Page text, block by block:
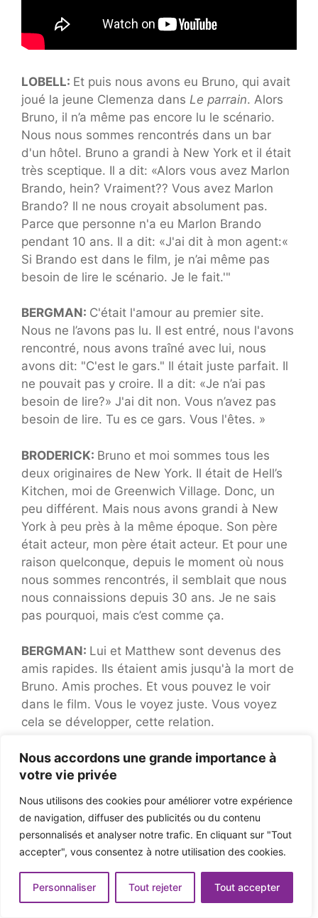
Nous accordons une grande importance à
votre vie privée
Nous utilisons des cookies pour améliorer votre expérience
de navigation, diffuser des publicités ou du contenu
personnalisés et analyser notre trafic. En cliquant sur "Tout
accepter", vous consentez à notre utilisation des cookies.
Personnaliser Tout rejeter Tout accepter
LOBELL: Et puis nous avons eu Bruno, qui avait
joué la jeune Clemenza dans Le parrain. Alors
Bruno, il n’a même pas encore lu le scénario.
Nous nous sommes rencontrés dans un bar
d'un hôtel. Bruno a grandi à New York et il était
très sceptique. Il a dit: «Alors vous avez Marlon
Brando, hein? Vraiment?? Vous avez Marlon
Brando? Il ne nous croyait absolument pas.
Parce que personne n'a eu Marlon Brando
pendant 10 ans. Il a dit: «J'ai dit à mon agent:«
Si Brando est dans le film, je n’ai même pas
besoin de lire le scénario. Je le fait.'"
BERGMAN: C'était l'amour au premier site.
Nous ne l’avons pas lu. Il est entré, nous l'avons
rencontré, nous avons traîné avec lui, nous
avons dit: "C'est le gars." Il était juste parfait. Il
ne pouvait pas y croire. Il a dit: «Je n’ai pas
besoin de lire?» J'ai dit non. Vous n’avez pas
besoin de lire. Tu es ce gars. Vous l'êtes. »
BRODERICK: Bruno et moi sommes tous les
deux originaires de New York. Il était de Hell’s
Kitchen, moi de Greenwich Village. Donc, un
peu différent. Mais nous avons grandi à New
York à peu près à la même époque. Son père
était acteur, mon père était acteur. Et pour une
raison quelconque, depuis le moment où nous
nous sommes rencontrés, il semblait que nous
nous connaissions depuis 30 ans. Je ne sais
pas pourquoi, mais c’est comme ça.
BERGMAN: Lui et Matthew sont devenus des
amis rapides. Ils étaient amis jusqu'à la mort de
Bruno. Amis proches. Et vous pouvez le voir
dans le film. Vous le voyez juste. Vous voyez
cela se développer, cette relation.
BRODERICK:Il connaissait toutes les sortes de
gars connectés dans la Petite Italie et tout ce
qu'il faisait
Parrain II
et je pense à d'autres films
à cette époque. Il était très en train de se
préparer et de bien se coiffer, les vêtements,
chaque bague qu'il avait aux doigts. Il a fait
taquinions parce que je n'ai jamais fait de
recherche. Mais il était très préparé.